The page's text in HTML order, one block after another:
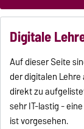
Digitale
Auf dieser Seite
der digitalen
direkt zu
sehr IT-lastig -
ist vorgesehen.